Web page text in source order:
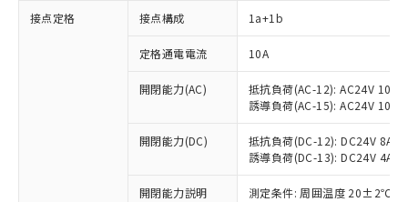
接点定格 接点構成 1a+1b
定格通電電流 10A
開閉能力(AC)
抵抗負荷(AC-12): AC24V 10A/
誘導負荷(AC-15): AC24V
開閉能力(DC)
抵抗負荷(DC-12): DC24V 8A/
誘導負荷(DC-13): DC24V 4A/
開閉能力説明 測定条件: 周囲温度 20±2℃、
ご利用条件
以下の条件をお読みいただき、同意のうえ
※1 対応状況
対応済み：EU RoHS指令（10物質）の
非含有に対応した製品が提供可能な商品で
対応予定：EU RoHS指令（10物質）の非含
有に対応した製品に切り替える予定のある
対応予定なし：EU RoHS指令（10物質）の
非含有に非対応の商品で、対応品を出す予